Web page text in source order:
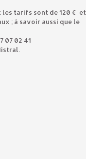
les tarifs sont de 120 € et
; à savoir aussi que le
07 02 41